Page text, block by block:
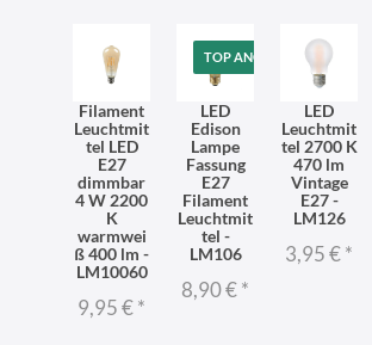
Filament
Leuchtmit
tel LED
E27
dimmbar
4 W 2200
K
warmwei
ß 400 lm -
LM10060
9,95 €*
TOP ANGEBOT
LED
Edison
Lampe
Fassung
E27
Filament
Leuchtmit
tel -
LM106
8,90 €*
LED
Leuchtmit
tel 2700 K
470 lm
Vintage
E27 -
LM126
3,95 €*